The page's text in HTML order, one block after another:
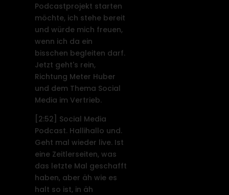
Podcastprojekt starten
möchte, ich stehe bereit
und würde mich freuen,
wenn ich da ein
bisschen begleiten darf.
Jetzt geht's rein,
Richtung Meter Huber
und dem Thema Social
Media im Vertrieb.
[2:52]
Social Media
Podcast. Hallihallo und.
Geht mal wieder live. Ist
eine Zeitlerseiten, was
das letzte Mal geschafft
haben, aber äh wie es
halt so ist, in äh